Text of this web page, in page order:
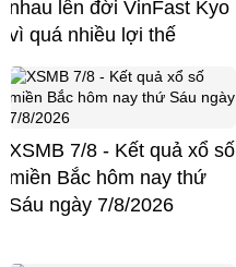
nhau lên đời VinFast Kyo
vì quá nhiều lợi thế
XSMB 7/8 - Kết quả xổ số
miền Bắc hôm nay thứ
Sáu ngày 7/8/2026